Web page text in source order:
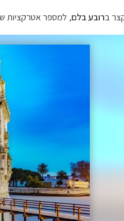
ברובעבלם, למספר אטרקציות